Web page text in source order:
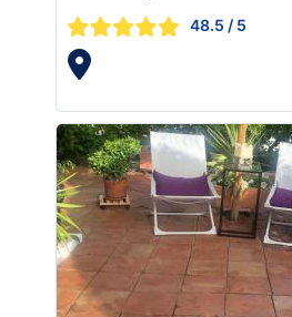
48.5 / 5